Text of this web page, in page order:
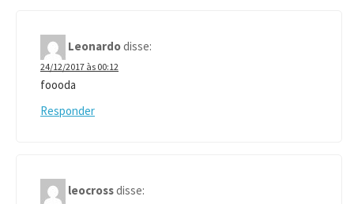
Leonardodisse:
24/12/2017 às 00:12
foooda
Responder
leocrossdisse: